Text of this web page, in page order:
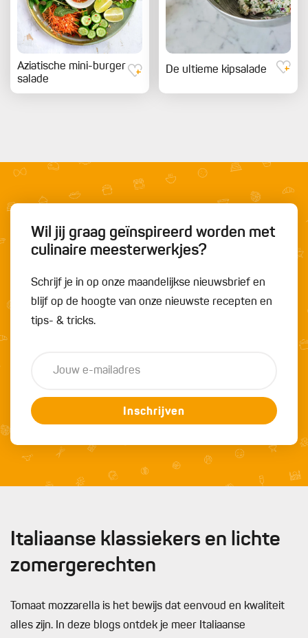
Aziatische mini-burger
salade
De ultieme kipsalade
Wil jij graag geïnspireerd worden met
culinaire meesterwerkjes?
Schrijf je in op onze maandelijkse nieuwsbrief en
blijf op de hoogte van onze nieuwste recepten en
tips- & tricks.
Inschrijven
Italiaanse klassiekers en lichte
zomergerechten
Tomaat mozzarella is het bewijs dat eenvoud en kwaliteit
alles zijn. In deze blogs ontdek je meer Italiaanse